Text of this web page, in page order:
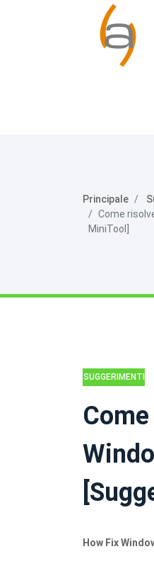
Principale
Come
MiniTool]
SUGGERIMENTI
How Fix